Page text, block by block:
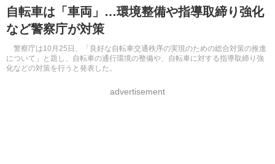
8月開催イベント・WS 全国公立高校 過去問 人気記事
自由研究教材（小学生向け）
自転車は「車両」…環境整備や指導取締り強化
など警察庁が対策
警察庁は10月25日、「良好な自転車交通秩序の実現のための総合対策の推進
について」と題し、自転車の通行環境の整備や、自転車に対する指導取締り強
化などの対策を行うと発表した。
advertisement